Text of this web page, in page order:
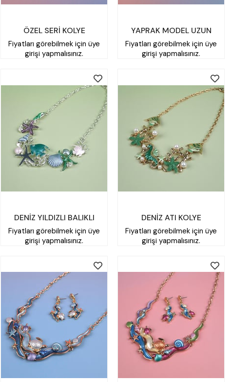
ÖZEL SERİ KOLYE
Fiyatları görebilmek için üye
girişi yapmalısınız.
YAPRAK MODEL UZUN
KOLYE
Fiyatları görebilmek için üye
girişi yapmalısınız.
DENİZ YILDIZLI BALIKLI
KOLYE
Fiyatları görebilmek için üye
girişi yapmalısınız.
DENİZ ATI KOLYE
Fiyatları görebilmek için üye
girişi yapmalısınız.